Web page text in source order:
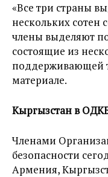
«Все три страны
нескольких сотен
члены выделяют
состоящие из
поддерживающей
материале.
Кыргызстан в
Членами
безопасности
Армения,